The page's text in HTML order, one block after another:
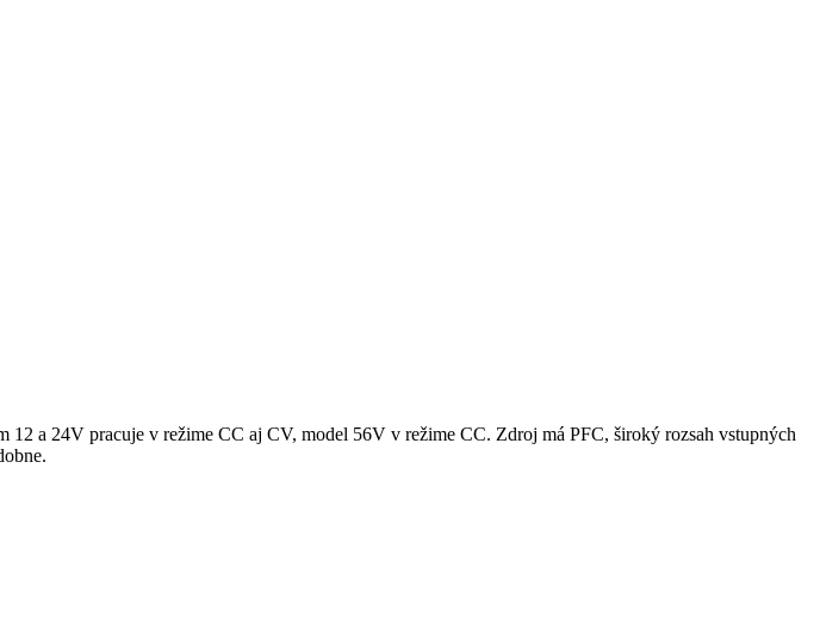
a 24V pracuje v režime CC aj CV, model 56V v režime CC. Zdroj má PFC, široký rozsah vstupných